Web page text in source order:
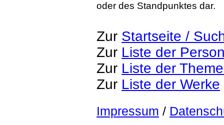
oder des Standpunktes dar.
Zur Startseite /
Zur Liste der
Zur Liste der
Zur Liste der Werke
Impressum /